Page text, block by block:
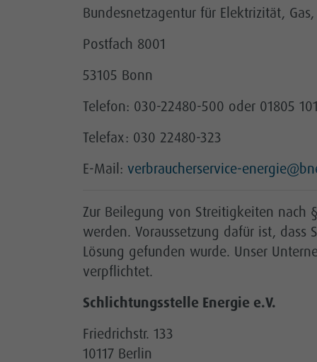
Bundesnetzagentur für Elektrizität,
Postfach 8001
53105 Bonn
Telefon: 030-22480-500 oder 01805
Telefax: 030 22480-323
E-Mail: verbraucherservice-
Zur Beilegung von Streitigkeiten nach
werden. Voraussetzung dafür ist,
Lösung gefunden wurde. Unser
verpflichtet.
Schlichtungsstelle Energie e.V.
Friedrichstr. 133
10117 Berlin